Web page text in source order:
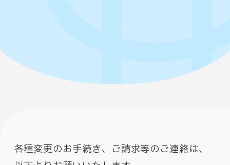
各種変更のお手続き、ご請求等のご連絡は、